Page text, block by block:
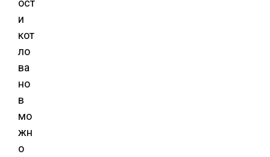
и
кот
ло
ва
но
в
мо
жн
о